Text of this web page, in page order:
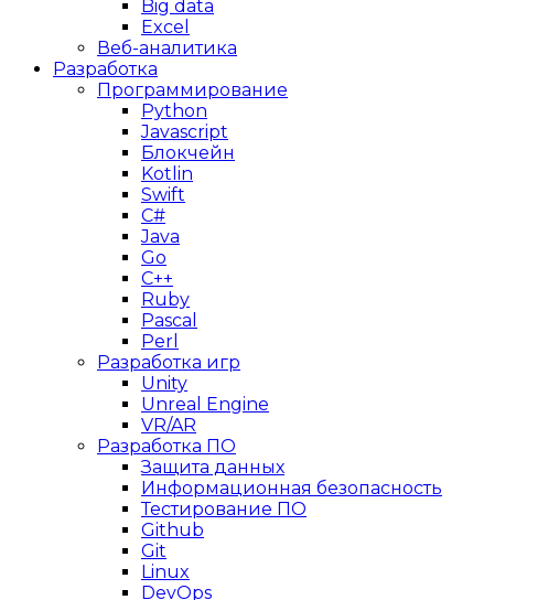
Big data
Excel
Веб-аналитика
Разработка
Программирование
Python
Javascript
Блокчейн
Kotlin
Swift
C#
Java
Go
C++
Ruby
Pascal
Perl
Разработка игр
Unity
Unreal Engine
VR/AR
Разработка ПО
Защита данных
Информационная безопасность
Тестирование ПО
Github
Git
Linux
DevOps